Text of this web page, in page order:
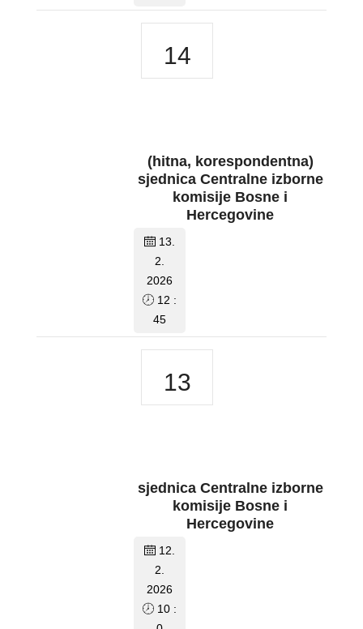
14
(hitna, korespondentna)
sjednica Centralne izborne
komisije Bosne i
Hercegovine
13.
2.
2026
12 :
45
13
sjednica Centralne izborne
komisije Bosne i
Hercegovine
12.
2.
2026
10 :